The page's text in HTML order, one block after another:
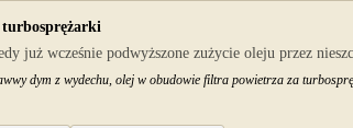
turbosprężarki
już wcześnie podwyższone zużycie oleju przez
dym z wydechu, olej w obudowie filtra powietrza za